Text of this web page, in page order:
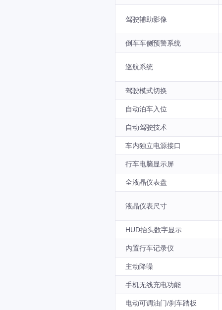
驾驶辅助影像
倒车车侧预警系统
巡航系统
驾驶模式切换
自动泊车入位
自动驾驶技术
车内独立电源接口
行车电脑显示屏
全液晶仪表盘
液晶仪表尺寸
HUD抬头数字显示
内置行车记录仪
主动降噪
手机无线充电功能
电动可调油门/刹车踏板